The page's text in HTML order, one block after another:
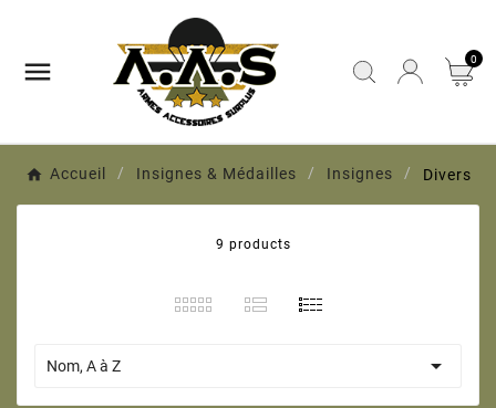
 0
Accueil Insignes & Médailles Insignes Divers
9 products
Nom, A à Z 